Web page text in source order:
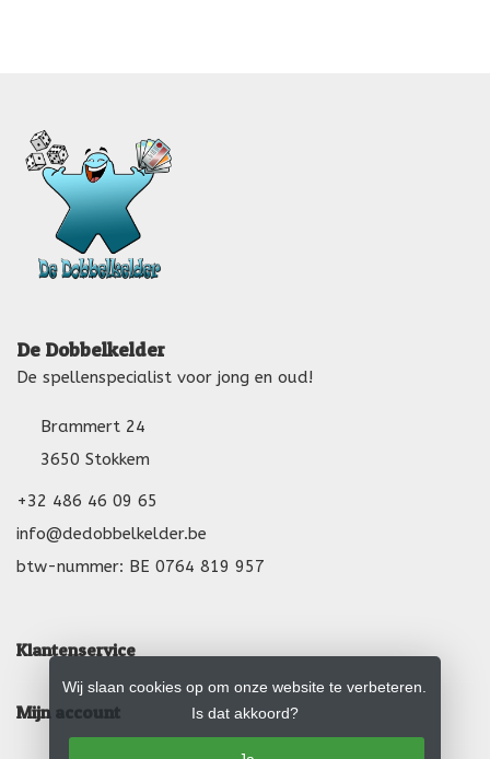
De Dobbelkelder
De spellenspecialist voor jong en oud!
Brammert 24
3650 Stokkem
+32 486 46 09 65
info@dedobbelkelder.be
btw-nummer: BE 0764 819 957
Klantenservice
Mijn account
Wij slaan cookies op om onze website te verbeteren.
Is dat akkoord?